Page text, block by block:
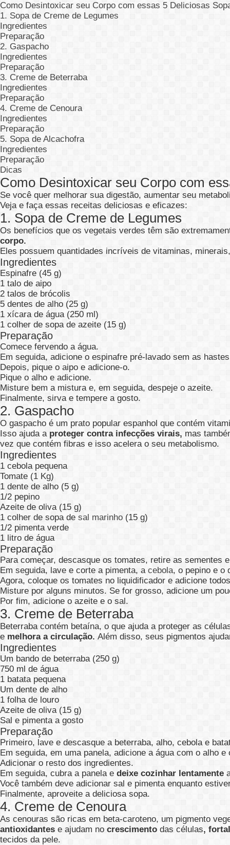
Como Desintoxicar seu Corpo com essas 5 Deliciosas
1. Sopa de Creme de Legumes
Ingredientes
Preparação
2. Gaspacho
Ingredientes
Preparação
3. Creme de Beterraba
Ingredientes
Preparação
4. Creme de Cenoura
Ingredientes
Preparação
5. Sopa de Alcachofra
Ingredientes
Preparação
Dicas
Como Desintoxicar seu Corpo com
Se você quer melhorar sua digestão, aumentar seu
Veja e faça essas receitas deliciosas e eficazes:
1. Sopa de Creme de Legumes
Os benefícios que os vegetais verdes têm são
corpo.
Eles possuem quantidades incríveis de vitaminas,
Ingredientes
Espinafre (45 g)
1 talo de aipo
2 talos de brócolis
5 dentes de alho (25 g)
1 xícara de água (250 ml)
1 colher de sopa de azeite (15 g)
Preparação
Comece fervendo a água.
Em seguida, adicione o espinafre pré-lavado sem as
Depois, pique o aipo e adicione-o.
Pique o alho e adicione.
Misture bem a mistura e, em seguida, despeje o azeite.
Finalmente, sirva e tempere a gosto.
2. Gaspacho
O gaspacho é um prato popular espanhol que contém
Isso ajuda a proteger contra infecções virais, mas
vez que contém fibras e isso acelera o seu metabolismo.
Ingredientes
1 cebola pequena
Tomate (1 Kg)
1 dente de alho (5 g)
1/2 pepino
Azeite de oliva (15 g)
1 colher de sopa de sal marinho (15 g)
1/2 pimenta verde
1 litro de água
Preparação
Para começar, descasque os tomates, retire as sementes
Em seguida, lave e corte a pimenta, a cebola, o pepino e o
Agora, coloque os tomates no liquidificador e adicione
Misture por alguns minutos. Se for grosso, adicione um
Por fim, adicione o azeite e o sal.
3. Creme de Beterraba
Beterraba contém betaína, o que ajuda a proteger as
e melhora a circulação. Além disso, seus pigmentos
Ingredientes
Um bando de beterraba (250 g)
750 ml de água
1 batata pequena
Um dente de alho
1 folha de louro
Azeite de oliva (15 g)
Sal e pimenta a gosto
Preparação
Primeiro, lave e descasque a beterraba, alho, cebola e
Em seguida, em uma panela, adicione a água com o alho e
Adicionar o resto dos ingredientes.
Em seguida, cubra a panela e deixe cozinhar lentamente
Você também deve adicionar sal e pimenta enquanto
Finalmente, aproveite a deliciosa sopa.
4. Creme de Cenoura
As cenouras são ricas em beta-caroteno, um pigmento
antioxidantes e ajudam no crescimento das células,
tecidos da pele.